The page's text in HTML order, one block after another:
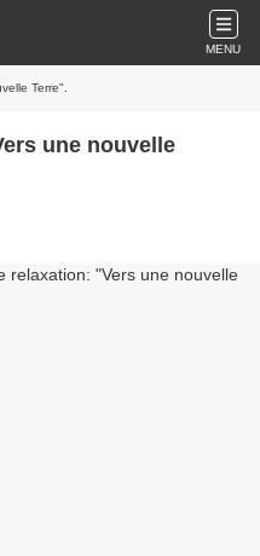
MENU
Terre".
une nouvelle